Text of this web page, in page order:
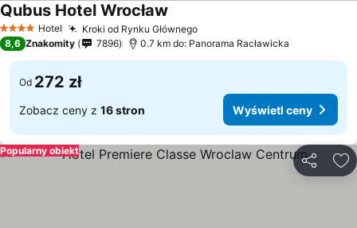
4 KategoriaHotel Kroki od Rynku Głównego
Qubus Hotel Wrocław
8,6 Znakomity 7896 0.7 km do: Panorama Racławicka
Od 272 zł
Zobacz ceny z 16 stron Wyświetl ceny
Popularny obiekt